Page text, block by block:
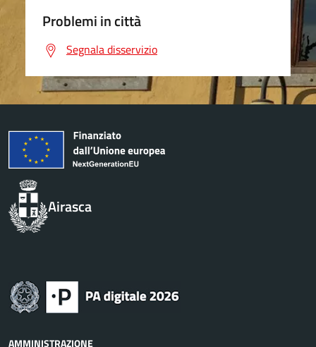
Problemi in città
Segnala disservizio
Airasca
AMMINISTRAZIONE